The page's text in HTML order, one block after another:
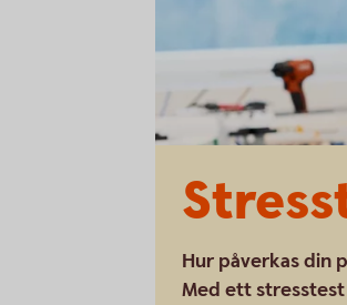
Hur påverkas din
Med ett